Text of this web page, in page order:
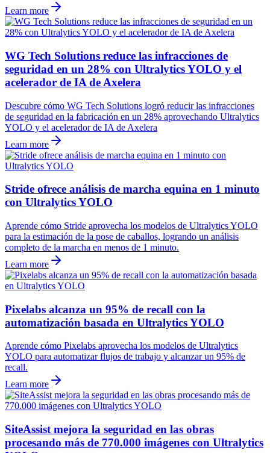
Learn more
WG Tech Solutions reduce las infracciones de
seguridad en un 28% con Ultralytics YOLO y el
acelerador de IA de Axelera
Descubre cómo WG Tech Solutions logró reducir las infracciones
de seguridad en la fabricación en un 28% aprovechando Ultralytics
YOLO y el acelerador de IA de Axelera
Learn more
Stride ofrece análisis de marcha equina en 1 minuto
con Ultralytics YOLO
Aprende cómo Stride aprovecha los modelos de Ultralytics YOLO
para la estimación de la pose de caballos, logrando un análisis
completo de la marcha en menos de 1 minuto.
Learn more
Pixelabs alcanza un 95% de recall con la
automatización basada en Ultralytics YOLO
Aprende cómo Pixelabs aprovecha los modelos de Ultralytics
YOLO para automatizar flujos de trabajo y alcanzar un 95% de
recall.
Learn more
SiteAssist mejora la seguridad en las obras
procesando más de 770.000 imágenes con Ultralytics